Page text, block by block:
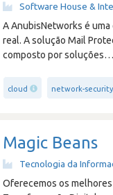
Software House &
A AnubisNetworks é
real. A solução Mail
composto por soluções
cloud network-security
Magic Beans
Tecnologia da
Oferecemos os